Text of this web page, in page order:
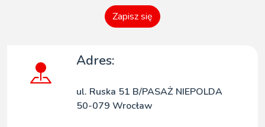
Zapisz się
Adres:
ul. Ruska 51 B/PASAŻ NIEPOLDA
50-079 Wrocław